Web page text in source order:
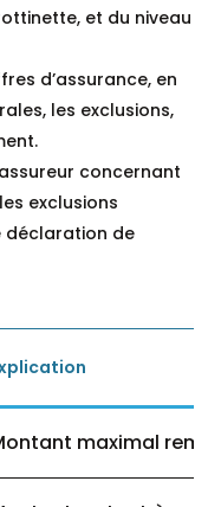
et du niveau
d’assurance, en
les exclusions,
concernant
exclusions
déclaration de
maximal